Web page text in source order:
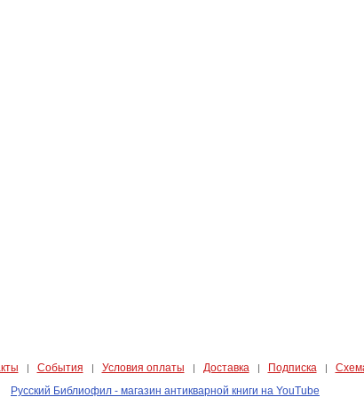
| События | Условия оплаты | Доставка | Подписка |
Русский Библиофил - магазин антикварной книги на YouTube